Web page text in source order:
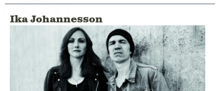
Ika Johannesson